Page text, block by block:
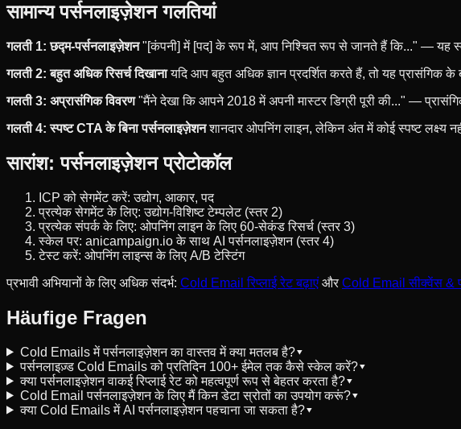
सामान्य पर्सनलाइज़ेशन गलतियां
गलती 1: छद्म-पर्सनलाइज़ेशन"[कंपनी] में [पद] के रूप में, आप निश्चित रूप से जानते हैं कि..." — यह
गलती 2: बहुत अधिक रिसर्च दिखानायदि आप बहुत अधिक ज्ञान प्रदर्शित करते हैं, तो यह प्रासंगिक के
गलती 3: अप्रासंगिक विवरण"मैंने देखा कि आपने 2018 में अपनी मास्टर डिग्री पूरी की..." —
गलती 4: स्पष्ट CTA के बिना पर्सनलाइज़ेशनशानदार ओपनिंग लाइन, लेकिन अंत में कोई स्पष्ट लक्ष्य
सारांश: पर्सनलाइज़ेशन प्रोटोकॉल
ICP को सेगमेंट करें: उद्योग, आकार, पद
प्रत्येक सेगमेंट के लिए: उद्योग-विशिष्ट टेम्पलेट (स्तर 2)
प्रत्येक संपर्क के लिए: ओपनिंग लाइन के लिए 60-सेकंड रिसर्च (स्तर 3)
स्केल पर: anicampaign.io के साथ AI पर्सनलाइज़ेशन (स्तर 4)
टेस्ट करें: ओपनिंग लाइन्स के लिए A/B टेस्टिंग
प्रभावी अभियानों के लिए अधिक संदर्भ: Cold Email रिप्लाई रेट बढ़ाएं और Cold Email सीक्वेंस &
Häufige Fragen
Cold Emails में पर्सनलाइज़ेशन का वास्तव में क्या मतलब है?▾
पर्सनलाइज़्ड Cold Emails को प्रतिदिन 100+ ईमेल तक कैसे स्केल करें?▾
क्या पर्सनलाइज़ेशन वाकई रिप्लाई रेट को महत्वपूर्ण रूप से बेहतर करता है?▾
Cold Email पर्सनलाइज़ेशन के लिए मैं किन डेटा स्रोतों का उपयोग करूं?▾
क्या Cold Emails में AI पर्सनलाइज़ेशन पहचाना जा सकता है?▾